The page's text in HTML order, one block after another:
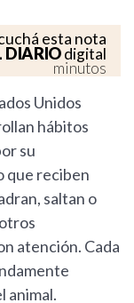
esta nota
DIARIOdigital
minutos
Unidos
hábitos
su
que reciben
saltan o
atención. Cada
animal.